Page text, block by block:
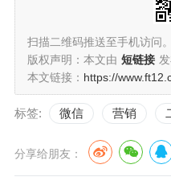
扫描二维码推送至手机访问。
版权声明：本文由 短链接
本文链接： https://
标签: 微信 营销
分享给朋友：